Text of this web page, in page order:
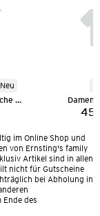
Neu
Musselin-Bettwäsche 135 x 200 cm
Damen
im Online Shop und
von Ernsting's family
Artikel sind in allen
nicht für Gutscheine
bei Abholung in
des